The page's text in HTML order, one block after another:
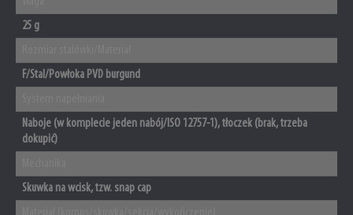
25 g
F/Stal/Powłoka PVD burgund
Naboje (w komplecie jeden nabój/ISO 12757-1), tłoczek (brak, trzeba
dokupić)
Skuwka na wcisk, tzw. snap cap